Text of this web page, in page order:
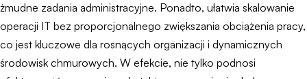
żmudne zadania administracyjne. Ponadto, ułatwia skalowanie
operacji IT bez proporcjonalnego zwiększania obciążenia pracy,
co jest kluczowe dla rosnących organizacji i dynamicznych
środowisk chmurowych. W efekcie, nie tylko podnosi